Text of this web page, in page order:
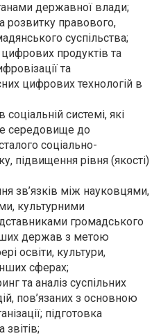
державної влади;
розвитку правового,
суспільства;
продуктів та
та
цифрових технологій в
системі, які
середовище до
соціально-
підвищення рівня (якості)
зв’язків між науковцями,
культурними
громадського
держав з метою
освіти, культури,
сферах;
та аналіз суспільних
пов’язаних з основною
підготовка
звітів;